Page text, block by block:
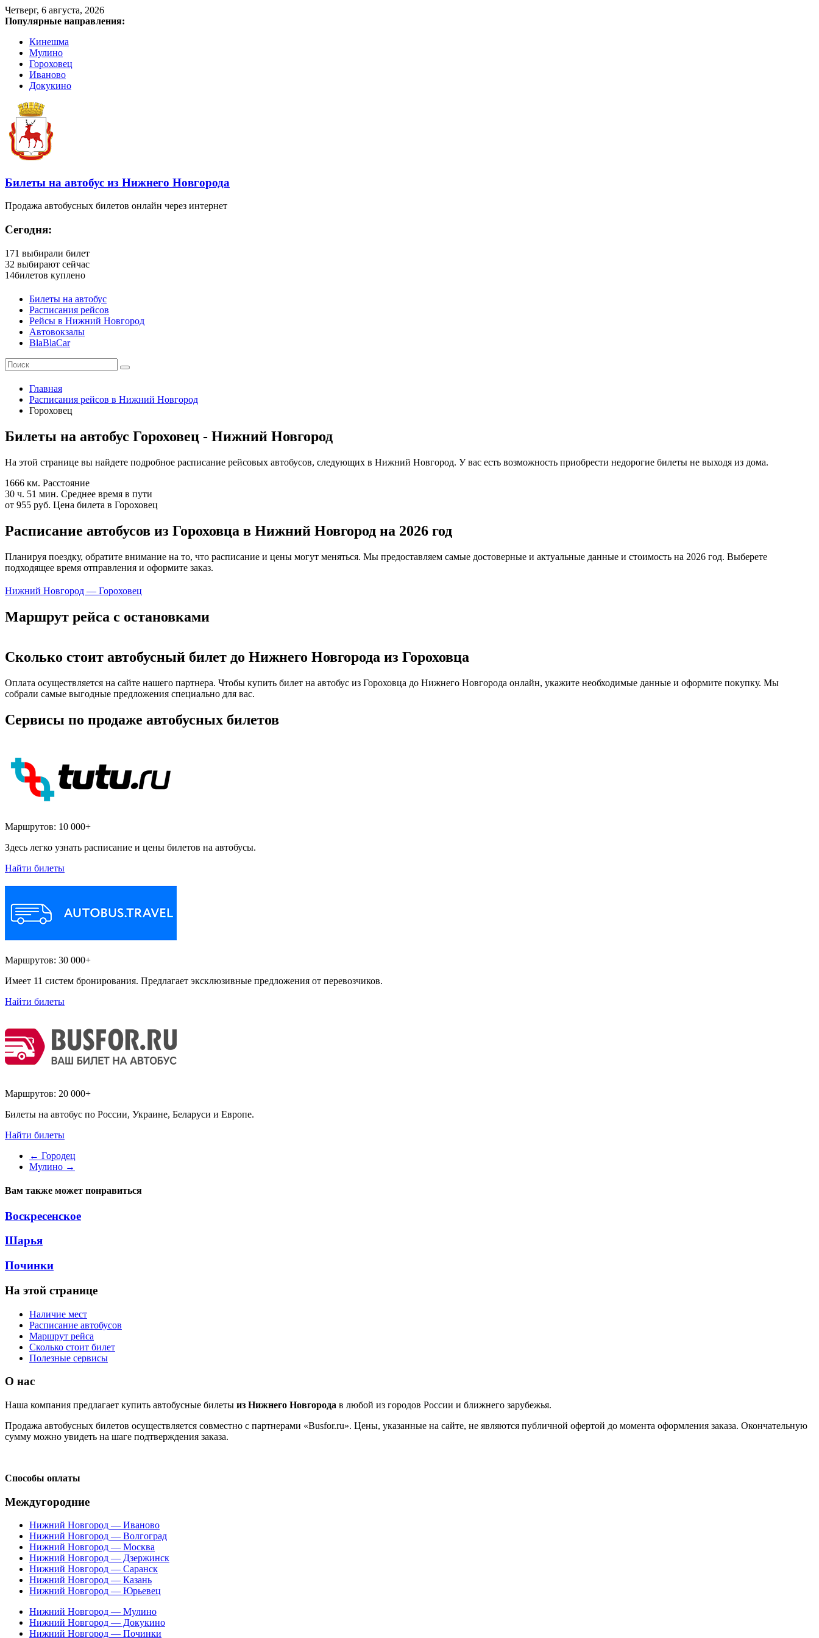
Четверг, 6 августа, 2026
Популярные направления:
Кинешма
Мулино
Гороховец
Иваново
Докукино
Билеты на автобус из Нижнего Новгорода
Продажа автобусных билетов онлайн через интернет
Сегодня:
171 выбирали билет
32 выбирают сейчас
14билетов куплено
Билеты на автобус
Расписания рейсов
Рейсы в Нижний Новгород
Автовокзалы
BlaBlaCar
Главная
Расписания рейсов в Нижний Новгород
Гороховец
Билеты на автобус Гороховец - Нижний Новгород
На этой странице вы найдете подробное расписание рейсовых автобусов, следующих в Нижний Новгород. У вас есть возможность приобрести недорогие билеты не выходя из дома.
1666 км. Расстояние
30 ч. 51 мин. Среднее время в пути
от 955 руб. Цена билета в Гороховец
Расписание автобусов из Гороховца в Нижний Новгород на 2026 год
Планируя поездку, обратите внимание на то, что расписание и цены могут меняться. Мы предоставляем самые достоверные и актуальные данные и стоимость на 2026 год. Выберете
подходящее время отправления и оформите заказ.
Нижний Новгород — Гороховец
Маршрут рейса с остановками
Сколько стоит автобусный билет до Нижнего Новгорода из Гороховца
Оплата осуществляется на сайте нашего партнера. Чтобы купить билет на автобус из Гороховца до Нижнего Новгорода онлайн, укажите необходимые данные и оформите покупку. Мы
собрали самые выгодные предложения специально для вас.
Сервисы по продаже автобусных билетов
Маршрутов: 10 000+
Здесь легко узнать расписание и цены билетов на автобусы.
Найти билеты
Маршрутов: 30 000+
Имеет 11 систем бронирования. Предлагает эксклюзивные предложения от перевозчиков.
Найти билеты
Маршрутов: 20 000+
Билеты на автобус по России, Украине, Беларуси и Европе.
Найти билеты
← Городец
Мулино →
Вам также может понравиться
Воскресенское
Шарья
Починки
На этой странице
Наличие мест
Расписание автобусов
Маршрут рейса
Сколько стоит билет
Полезные сервисы
О нас
Наша компания предлагает купить автобусные билеты из Нижнего Новгорода в любой из городов России и ближнего зарубежья.
Продажа автобусных билетов осуществляется совместно с партнерами «Busfor.ru». Цены, указанные на сайте, не являются публичной офертой до момента оформления заказа. Окончательную
сумму можно увидеть на шаге подтверждения заказа.
Способы оплаты
Междугородние
Нижний Новгород — Иваново
Нижний Новгород — Волгоград
Нижний Новгород — Москва
Нижний Новгород — Дзержинск
Нижний Новгород — Саранск
Нижний Новгород — Казань
Нижний Новгород — Юрьевец
Нижний Новгород — Мулино
Нижний Новгород — Докукино
Нижний Новгород — Починки